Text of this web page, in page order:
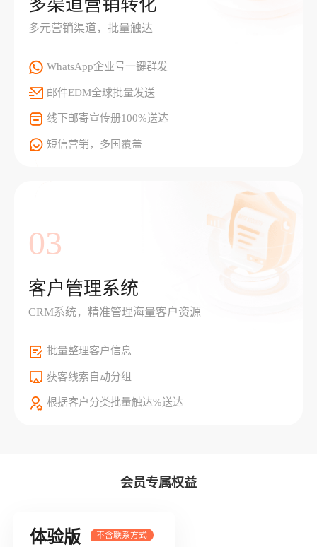
多渠道营销转化
多元营销渠道，批量触达
WhatsApp企业号一键群发
邮件EDM全球批量发送
线下邮寄宣传册100%送达
短信营销，多国覆盖
03
客户管理系统
CRM系统，精准管理海量客户资源
批量整理客户信息
获客线索自动分组
根据客户分类批量触达%送达
会员专属权益
体验版